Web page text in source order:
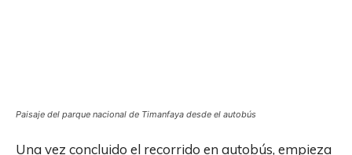
Paisaje del parque nacional de Timanfaya desde el autobús
Una vez concluido el recorrido en autobús, empieza